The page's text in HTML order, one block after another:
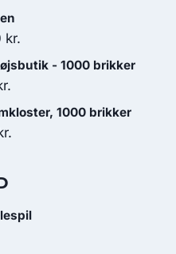
aktuelle
pris
kr.
aktuelle
249.00 kr..
- 1000 brikker
aktuelle1000 brikker
119.00 kr..